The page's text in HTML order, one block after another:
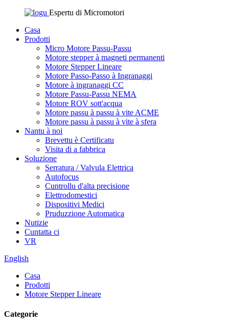
Espertu di Micromotori
Casa
Prodotti
Micro Motore Passu-Passu
Motore stepper à magneti permanenti
Motore Stepper Lineare
Motore Passo-Passo à Ingranaggi
Motore à ingranaggi CC
Motore Passu-Passu NEMA
Motore ROV sott'acqua
Motore passu à passu à vite ACME
Motore passu à passu à vite à sfera
Nantu à noi
Brevettu è Certificatu
Visita di a fabbrica
Soluzione
Serratura / Valvula Elettrica
Autofocus
Cuntrollu d'alta precisione
Elettrodomestici
Dispositivi Medici
Pruduzzione Automatica
Nutizie
Cuntatta ci
VR
English
Casa
Prodotti
Motore Stepper Lineare
Categorie